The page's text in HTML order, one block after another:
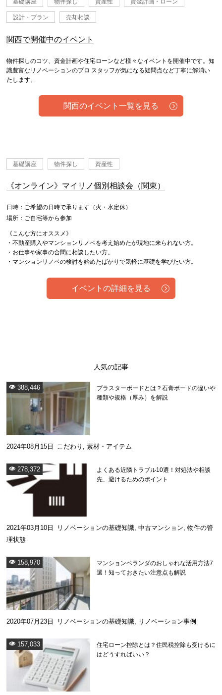
基礎講座 物件探し 資産性 資金計画・ローン
設計・プラン 売却相談
関西で開催中のイベント
物件探しのコツ、資金計画や住宅ローンなど様々なイベントを開催中です。知
識豊富なリノベーションのプロ スタッフが気になる疑問点など丁寧に解消い
たします。
関西のイベント一覧を見る
基礎講座 物件探し 資産性
《オンライン》マイリノ個別相談会（関東）
日時：ご希望の日時で承ります（火・水定休）
場所：ご自宅等から参加
《こんな方にオススメ》
・不動産購入やマンションリノベを考え始めたが現地に来られない方。
・お仕事や家事の合間に相談したい方。
・マンションリノベの検討を始めたばかりで気軽に基礎を学びたい方。
イベントの詳細を見る
人気の記事
プラスターボードとは？石膏ボードの違いや
種類や規格（厚み）を解説
388,446
2024年08月15日 こだわり 素材・アイテム
よくある近隣トラブル10選！対処法や相談
先、避けるためのポイント
278,372
2021年03月10日 リノベーションの基礎知識, 中古マンション, 物件の管
理状態
マンションベランダのおしゃれな活用方法7
選！知っておきたい注意点も解説
158,970
2020年07月23日 リノベーションの基礎知識, リノベーション事例
住宅ローン控除とは？住民税控除も受けるに
はどうすればいい？
157,033